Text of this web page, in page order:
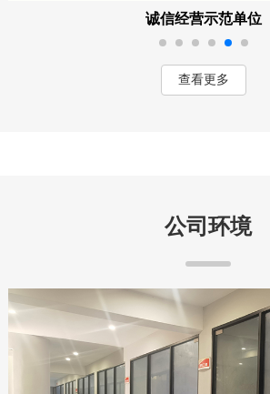
诚信经营示范单位
查看更多
公司环境